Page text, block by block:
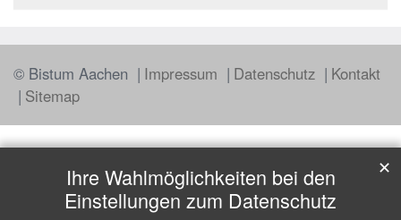
© Bistum Aachen Impressum Datenschutz
Kontakt
Sitemap
Ihre Wahlmöglichkeiten bei den
Einstellungen zum Datenschutz
✕